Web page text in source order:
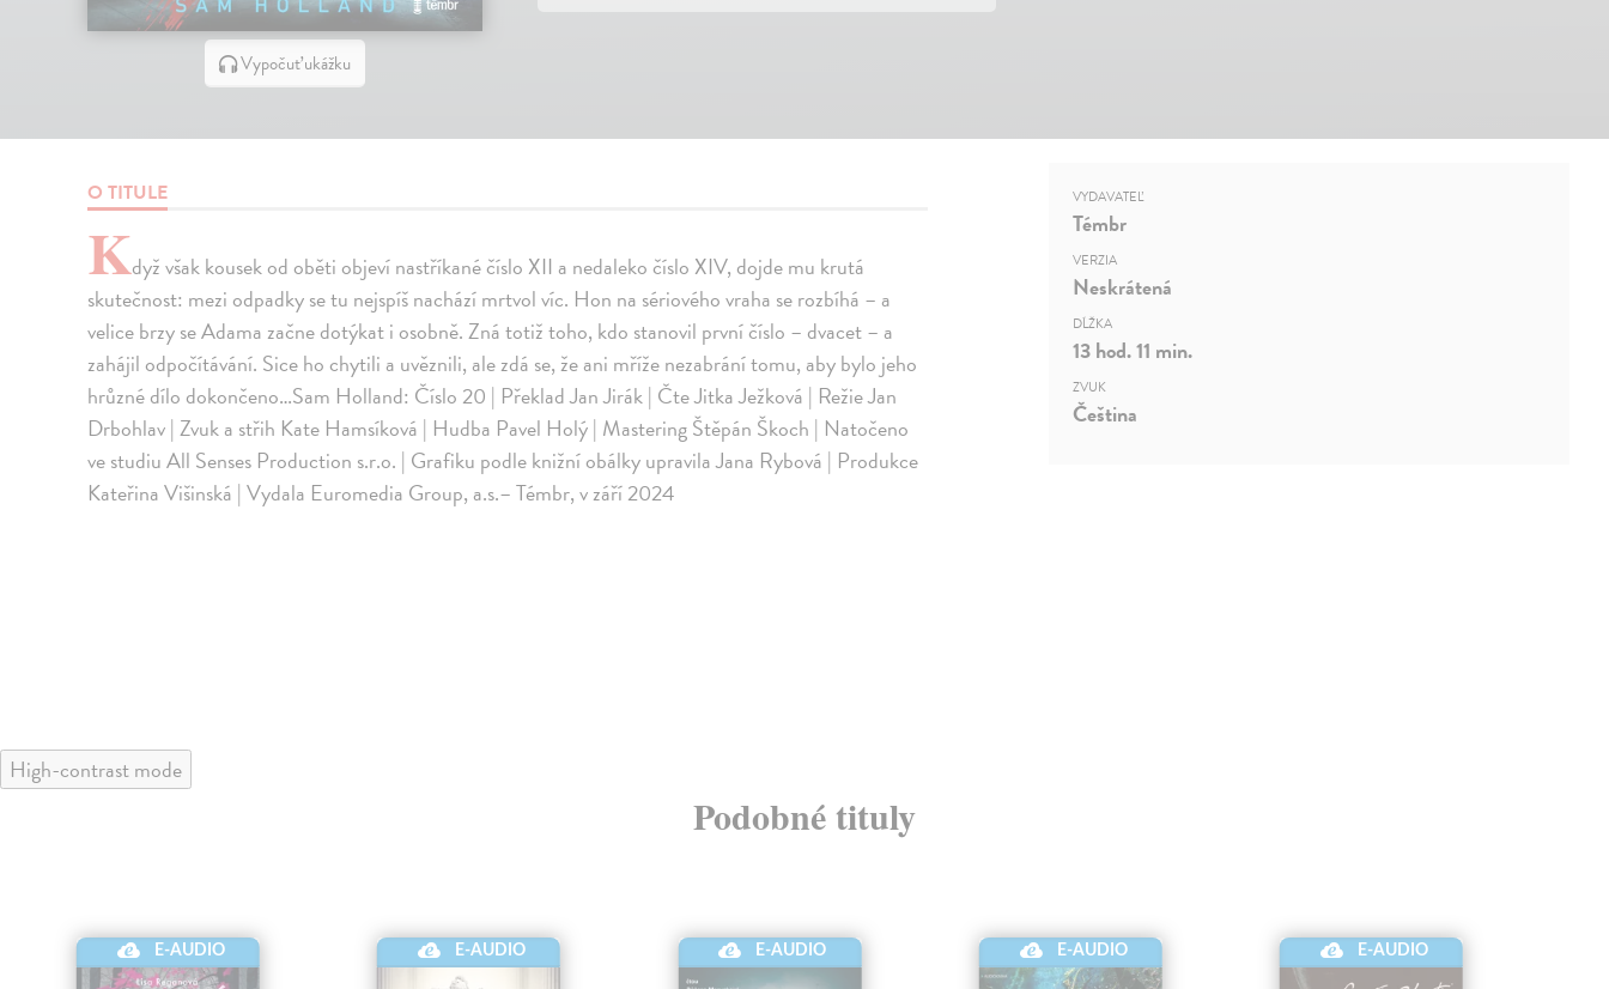
Vypočuť ukážku
O TITULE
Když však kousek od oběti objeví nastříkané číslo XII a nedaleko číslo XIV, dojde mu krutá
skutečnost: mezi odpadky se tu nejspíš nachází mrtvol víc. Hon na sériového vraha se rozbíhá – a
velice brzy se Adama začne dotýkat i osobně. Zná totiž toho, kdo stanovil první číslo – dvacet – a
zahájil odpočítávání. Sice ho chytili a uvěznili, ale zdá se, že ani mříže nezabrání tomu, aby bylo jeho
hrůzné dílo dokončeno…Sam Holland: Číslo 20 | Překlad Jan Jirák | Čte Jitka Ježková | Režie Jan
Drbohlav | Zvuk a střih Kate Hamsíková | Hudba Pavel Holý | Mastering Štěpán Škoch | Natočeno
ve studiu All Senses Production s.r.o. | Grafiku podle knižní obálky upravila Jana Rybová | Produkce
Kateřina Višinská | Vydala Euromedia Group, a.s.– Témbr, v září 2024
VYDAVATEĽ
Témbr
VERZIA
Neskrátená
DĹŽKA
13 hod. 11 min.
ZVUK
Čeština
High-contrast mode
Podobné tituly
E-AUDIO E-AUDIO E-AUDIO E-AUDIO E-AUDIO